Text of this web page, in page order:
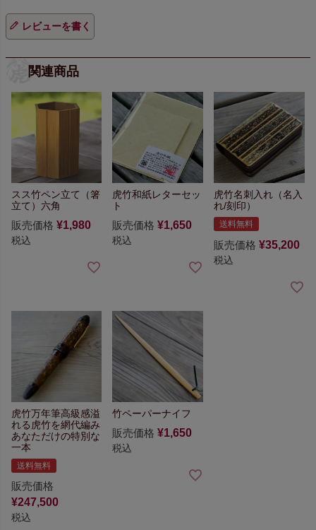
レビューを書く
関連商品
スス竹ペン立て（箸
立て）六角
販売価格 ¥1,980
税込
虎竹和紙レターセッ
ト
販売価格 ¥1,650
税込
虎竹名刺入れ（名入
れ/刻印）
送料無料
販売価格 ¥35,200
税込
虎竹万年筆高級感溢
れる虎竹を網代編み
あなただけの特別な
一本
送料無料
販売価格
¥247,500
税込
竹ペーパーナイフ
販売価格 ¥1,650
税込